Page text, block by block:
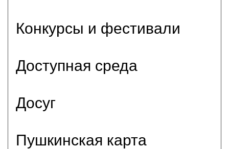
Конкурсы и фестивали
Доступная среда
Досуг
Пушкинская карта